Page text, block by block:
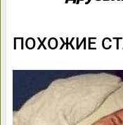
ПОХОЖИЕ